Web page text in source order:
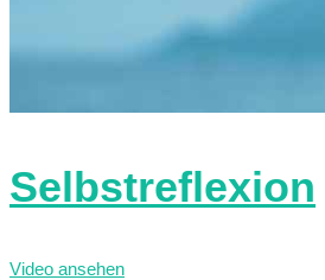
Selbstreflexion
Video ansehen